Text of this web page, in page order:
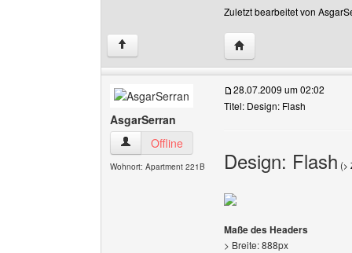
Zuletzt bearbeitet von
↑ Website dieses
AsgarSerran
AsgarSerran Benutzer-Profile anzeigen
Offline
Wohnort: Apartment 221B
28.07.2009 um 02:02
Titel: Design: Flash
Design: Flash (>
Maße des Headers
> Breite: 888px